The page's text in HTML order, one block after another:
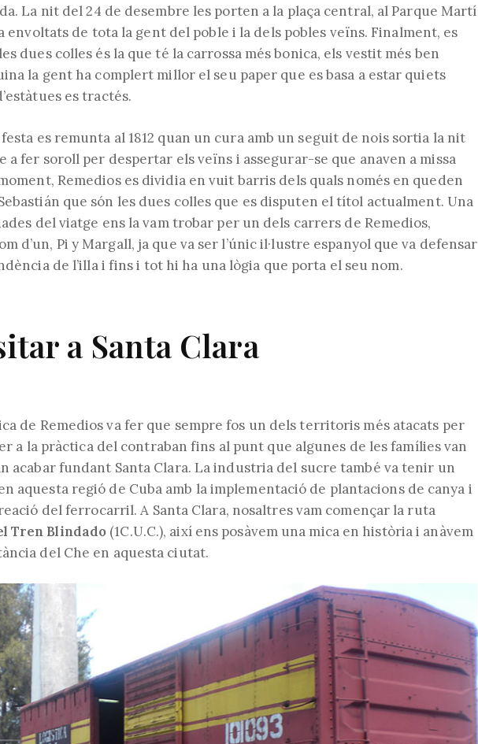
La nit del 24 de desembre les porten a la plaça central, al Parque Martí
envoltats de tota la gent del poble i la dels pobles veïns. Finalment, es
dues colles és la que té la carrossa més bonica, els vestit més ben
la gent ha complert millor el seu paper que es basa a estar quiets
es tractés.
festa es remunta al 1812 quan un cura amb un seguit de nois sortia la nit
a fer soroll per despertar els veïns i assegurar-se que anaven a missa
Remedios es dividia en vuit barris dels quals només en queden
que són les dues colles que es disputen el títol actualment. Una
del viatge ens la vam trobar per un dels carrers de Remedios,
d’un, Pi y Margall, ja que va ser l’únic il·lustre espanyol que va defensar
de l’illa i fins i tot hi ha una lògia que porta el seu nom.
a Santa Clara
de Remedios va fer que sempre fos un dels territoris més atacats per
a la pràctica del contraban fins al punt que algunes de les famílies van
acabar fundant Santa Clara. La industria del sucre també va tenir un
aquesta regió de Cuba amb la implementació de plantacions de canya i
del ferrocarril. A Santa Clara, nosaltresvam començar la ruta
Tren Blindado (1C.U.C.), així ens posàvem una mica en història i anàvem
del Che en aquesta ciutat.